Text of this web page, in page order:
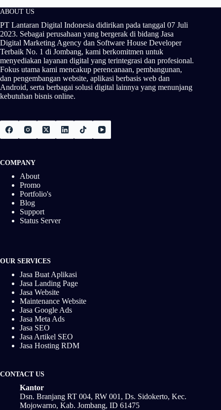
ABOUT US
PT Lantaran Digital Indonesia didirikan pada tanggal 07 Juli
2023. Sebagai perusahaan yang bergerak di bidang Jasa
Digital Marketing Agency dan Software House Developer
Terbaik No. 1 di Jombang, kami berkomitmen untuk
menyediakan layanan digital yang terintegrasi dan profesional.
Fokus utama kami mencakup perencanaan, pembangunan,
dan pengembangan website, aplikasi berbasis web dan
Android, serta berbagai solusi digital lainnya yang menunjang
kebutuhan bisnis online.
COMPANY
About
Promo
Portfolio's
Blog
Support
Status Server
OUR SERVICES
Jasa Buat Aplikasi
Jasa Landing Page
Jasa Website
Maintenance Website
Jasa Google Ads
Jasa Meta Ads
Jasa SEO
Jasa Artikel SEO
Jasa Hosting RDM
CONTACT US
Kantor
Dsn. Branjang RT 004, RW 001, Ds. Sidokerto, Kec.
Mojowarno, Kab. Jombang, ID 61475